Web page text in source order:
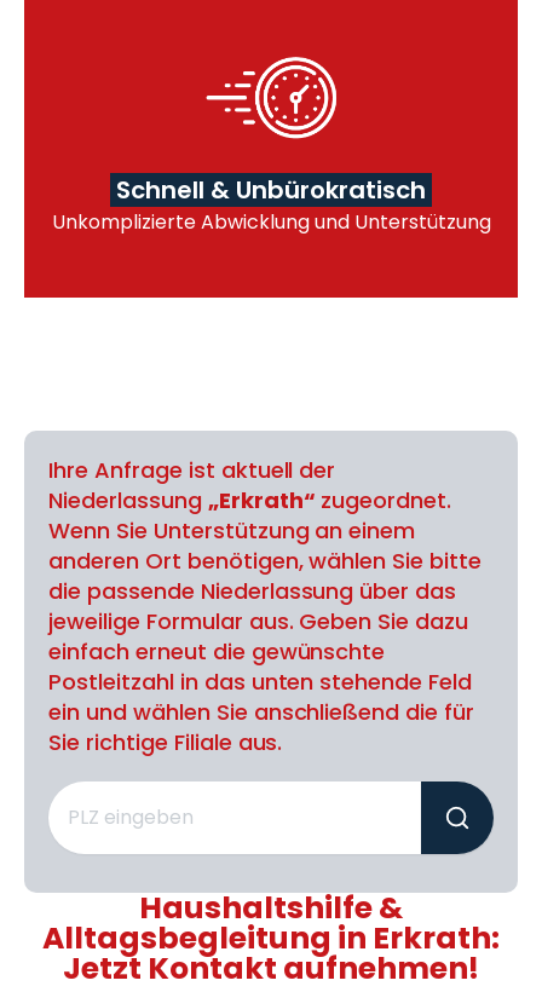
Schnell & Unbürokratisch
Unkomplizierte Abwicklung und Unterstützung
Ihre Anfrage ist aktuell der
Niederlassung „Erkrath“ zugeordnet.
Wenn Sie Unterstützung an einem
anderen Ort benötigen, wählen Sie bitte
die passende Niederlassung über das
jeweilige Formular aus. Geben Sie dazu
einfach erneut die gewünschte
Postleitzahl in das unten stehende Feld
ein und wählen Sie anschließend die für
Sie richtige Filiale aus.
Haushaltshilfe &
Alltagsbegleitung in Erkrath:
Jetzt Kontakt aufnehmen!